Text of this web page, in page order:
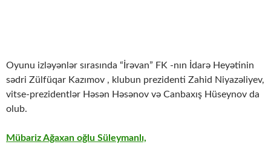
Oyunu izləyənlər sırasında “İrəvan” FK -nın İdarə Heyətinin
sədri Zülfüqar Kazımov , klubun prezidenti Zahid Niyazəliyev,
vitse-prezidentlər Həsən Həsənov və Canbaxış Hüseynov da
olub.
Mübariz Ağaxan oğlu Süleymanlı,